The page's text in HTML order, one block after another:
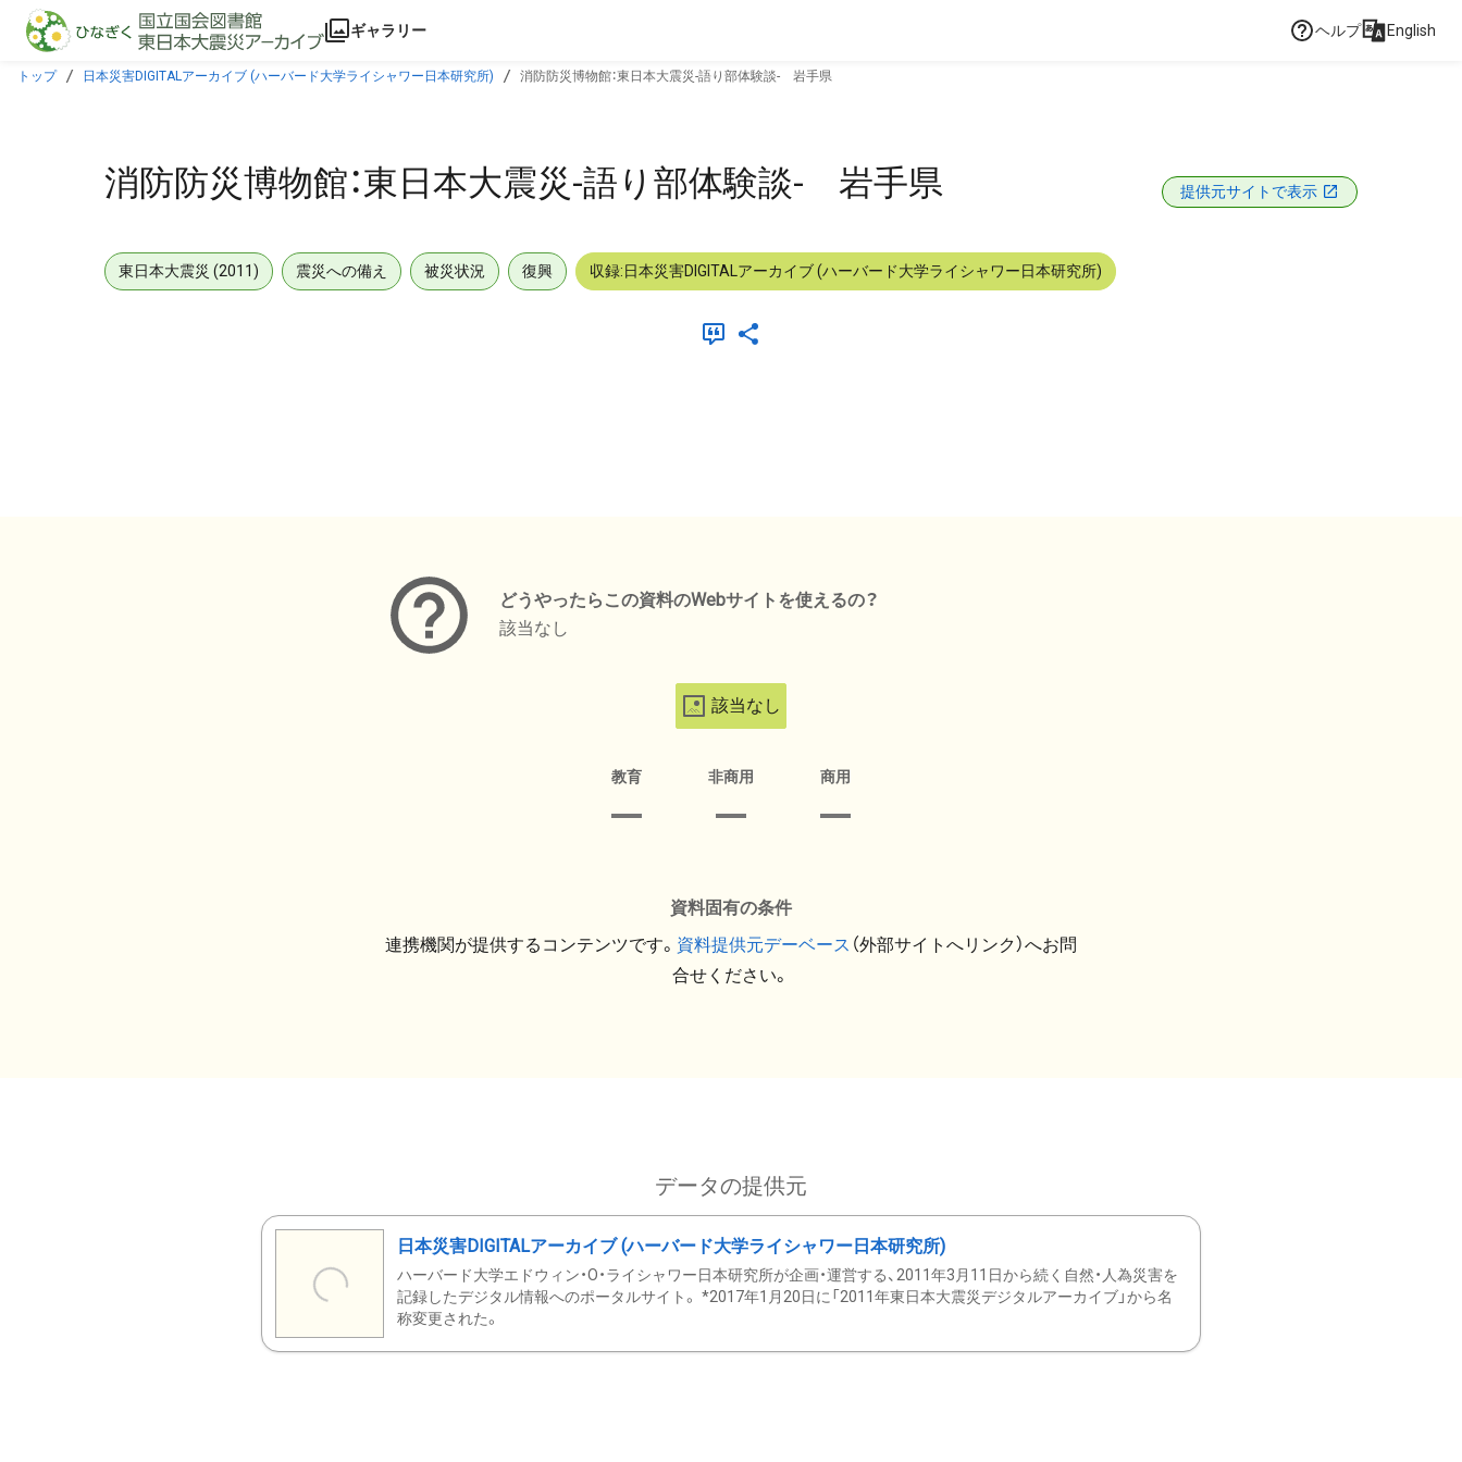
本文に飛ぶ
ギャラリー ヘルプ English
トップ 日本災害DIGITALアーカイブ (ハーバード大学ライシャワー日本研究所) 消防防災博物館：東日本大震災-語り部体験談- 岩手県
消防防災博物館：東日本大震災-語り部体験談- 岩手県 提供元サイトで表示
東日本大震災 (2011) 震災への備え 被災状況 復興 収録:日本災害DIGITALアーカイブ (ハーバード大学ライシャワー日本研究所)
どうやったらこの資料のWebサイトを使えるの？
該当なし
該当なし
教育 非商用 商用
資料固有の条件
連携機関が提供するコンテンツです。 資料提供元デーベース （外部サイトへリンク）へお問
合せください。
データの提供元
日本災害DIGITALアーカイブ (ハーバード大学ライシャワー日本研究所)
ハーバード大学エドウィン・O・ライシャワー日本研究所が企画・運営する、2011年3月11日から続く自然・人為災害を
記録したデジタル情報へのポータルサイト。 *2017年1月20日に「2011年東日本大震災デジタルアーカイブ」から名
称変更された。